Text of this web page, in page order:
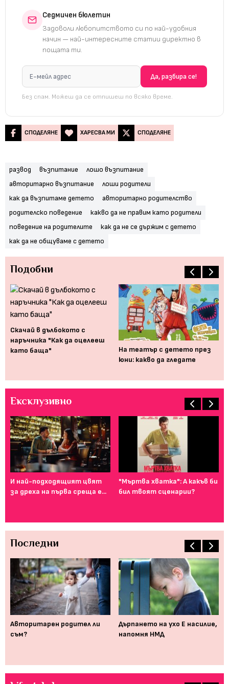
Седмичен бюлетин
Задоволи любопитството си по най-удобния
начин — най-интересните статии директно в
пощата ти.
Без спам. Можеш да се отпишеш по всяко време.
СПОДЕЛЯНЕ ХАРЕСВА МИ СПОДЕЛЯНЕ
развод възпитание
лошо възпитание
авторитарно възпитание
лоши родители
как да възпитаме детето
авторитарно родителство
родителско поведение
какво да не правим като родители
поведение на родителите
как да не се държим с детето
как да не общуваме с детето
Подобни
Скачай в дълбокото с
наръчника "Как да оцелееш
като баща"
На театър с детето през
юни: какво да гледате
Ексклузивно
И най-подходящият цвят
за дреха на първа среща е...
"Мъртва хватка": А какъв би
бил твоят сценарии?
Последни
Авторитарен родител ли
съм?
Дърпането на ухо Е насилие,
напомня НМД